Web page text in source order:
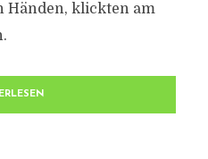
Händen, klickten am